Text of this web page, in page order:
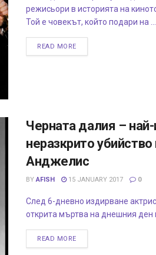
режисьори в историята на
Той е човекът, който подари на ...
READ MORE
Черната далия –
неразкрито
Анджелис
BY AFISH 15 JANUARY 2017 0
След 6-дневно издирване
открита мъртва на днешния ден
READ MORE